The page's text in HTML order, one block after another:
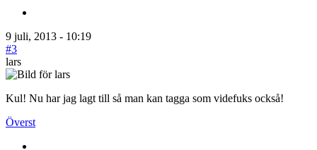
9 juli, 2013 - 10:19
#3
lars
Kul! Nu har jag lagt till så man kan tagga som videfuks också!
Överst